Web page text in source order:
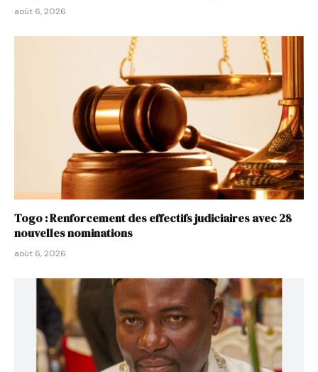
août 6, 2026
Togo : Renforcement des effectifs judiciaires avec 28
nouvelles nominations
août 6, 2026